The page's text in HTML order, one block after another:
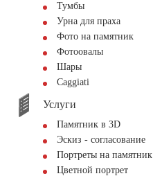
Тумбы
Урна для праха
Фото на памятник
Фотоовалы
Шары
Сaggiati
Услуги
Памятник в 3D
Эскиз - согласование
Портреты на памятник
Цветной портрет